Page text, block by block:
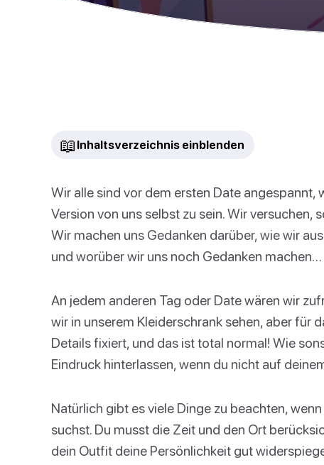
📖 Inhaltsverzeichnis einblenden
Wir alle sind vor dem ersten Date angespannt,
Version von uns selbst zu sein. Wir versuchen,
Wir machen uns Gedanken darüber, wie wir
und worüber wir uns noch Gedanken machen…
An jedem anderen Tag oder Date wären wir
wir in unserem Kleiderschrank sehen, aber für
Details fixiert, und das ist total normal! Wie
Eindruck hinterlassen, wenn du nicht auf
Natürlich gibt es viele Dinge zu beachten,
suchst. Du musst die Zeit und den Ort
dein Outfit deine Persönlichkeit gut